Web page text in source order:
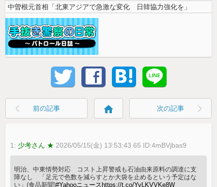
中曽根元首相「北東アジアで急激な変化 日韓協力強化を」
前の記事 home 次の記事
1: 少考さん ★ 2026/05/15(金) 13:53:43.65 ID:4mBVjbas9
明治、中東情勢対応 コスト上昇警戒も石油由来原料の調達に支
障なし 「足元で色数を減らすとか大袋を止めるという予定はな
い」(食品新聞)#Yahooニュース https://t.co/YvLKVVKe8W